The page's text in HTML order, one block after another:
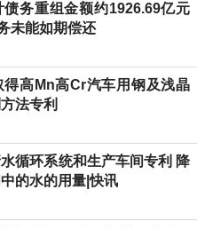
务重组金额约1926.69亿元
未能如期偿还
得高Mn高Cr汽车用钢及浅晶
法专利
循环系统和生产车间专利 降
的水的用量|快讯